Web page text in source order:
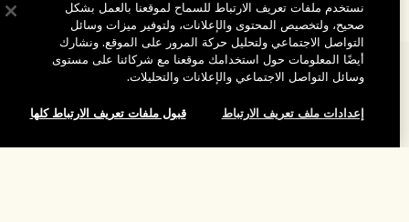
المساعدة
الأسئلة الشائعة
نستخدم ملفات تعريف الارتباط للسماح لموقعنا بالعمل بشكل
صحيح، ولتخصيص المحتوى والإعلانات، ولتوفير ميزات وسائل
التواصل الاجتماعي ولتحليل حركة المرور على الموقع. ونشارك
أيضًا المعلومات حول استخدامك موقعنا مع شركائنا على مستوى
وسائل التواصل الاجتماعي والإعلانات والتحليلات.
إعدادات ملف تعريف الارتباط قبول ملفات تعريف الارتباط كلها